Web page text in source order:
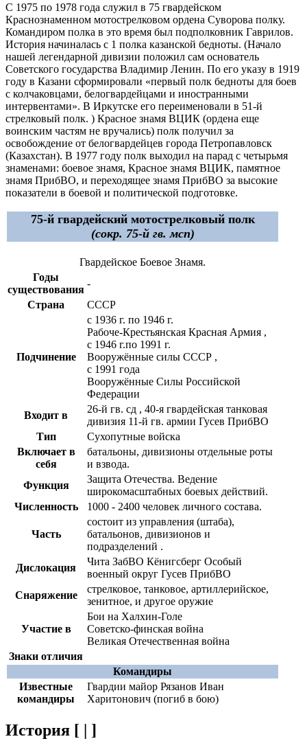
С 1975 по 1978 года служил в 75 гвардейском
Краснознаменном мотострелковом ордена Суворова полку.
Командиром полка в это время был подполковник Гаврилов.
История начиналась с 1 полка казанской бедноты. (Начало
нашей легендарной дивизии положил сам основатель
Советского государства Владимир Ленин. По его указу в 1919
году в Казани сформировали «первый полк бедноты для боев
с колчаковцами, белогвардейцами и иностранными
интервентами». В Иркутске его переименовали в 51-й
стрелковый полк. ) Красное знамя ВЦИК (ордена еще
воинским частям не вручались) полк получил за
освобождение от белогвардейцев города Петропавловск
(Казахстан). В 1977 году полк выходил на парад с четырьмя
знаменами: боевое знамя, Красное знамя ВЦИК, памятное
знамя ПрибВО, и переходящее знамя ПрибВО за высокие
показатели в боевой и политической подготовке.
75-й гвардейский мотострелковый полк
(сокр. 75-й гв. мсп)
Гвардейское Боевое Знамя.
Годы
существования
-
Страна
СССР
Подчинение
с 1936 г. по 1946 г.
Рабоче-Крестьянская Красная Армия ,
с 1946 г.по 1991 г.
Вооружённые силы СССР ,
с 1991 года
Вооружённые Силы Российской
Федерации
Входит в
26-й гв. сд , 40-я гвардейская танковая
дивизия 11-й гв. армии Гусев ПрибВО
Тип
Сухопутные войска
Включает в
себя
батальоны, дивизионы отдельные роты
и взвода.
Функция
Защита Отечества. Ведение
широкомасштабных боевых действий.
Численность
1000 - 2400 человек личного состава.
Часть
состоит из управления (штаба),
батальонов, дивизионов и
подразделений .
Дислокация
Чита ЗабВО Кёнигсберг Особый
военный округ Гусев ПрибВО
Снаряжение
стрелковое, танковое, артиллерийское,
зенитное, и другое оружие
Участие в
Бои на Халхин-Голе
Советско-финская война
Великая Отечественная война
Знаки отличия
Командиры
Известные
командиры
Гвардии майор Рязанов Иван
Харитонович (погиб в бою)
История [ | ]